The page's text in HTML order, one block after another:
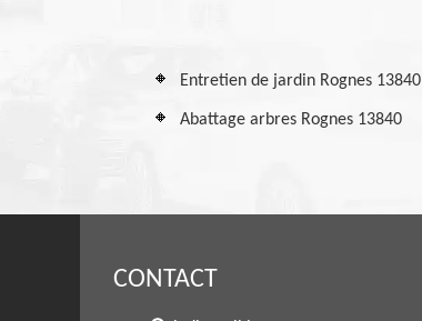
Entretien de jardin Rognes 13840
Abattage arbres Rognes 13840
CONTACT